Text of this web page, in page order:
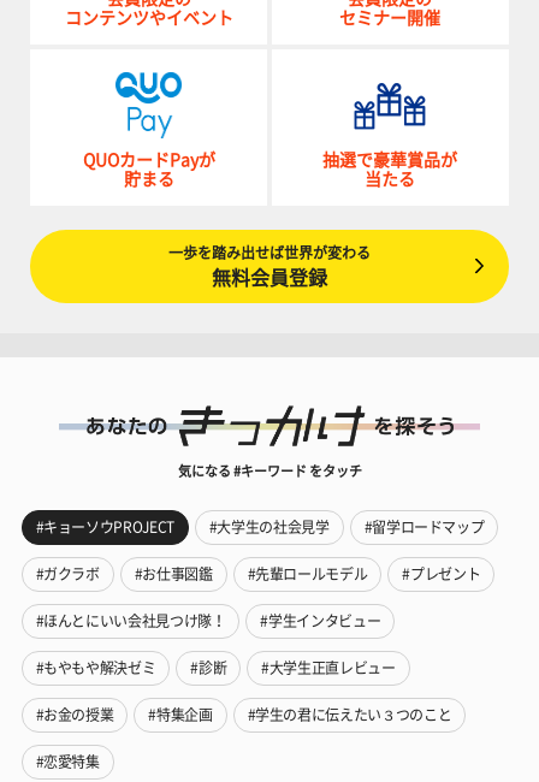
コンテンツやイベント
セミナー開催
QUOカードPayが
貯まる
抽選で豪華賞品が
当たる
一歩を踏み出せば世界が変わる
無料会員登録
気になる #キーワード をタッチ
#キョーソウPROJECT #大学生の社会見学 #留学ロードマップ
#ガクラボ #お仕事図鑑 #先輩ロールモデル #プレゼント
#ほんとにいい会社見つけ隊！ #学生インタビュー
#もやもや解決ゼミ #診断 #大学生正直レビュー
#お金の授業 #特集企画 #学生の君に伝えたい３つのこと
#恋愛特集